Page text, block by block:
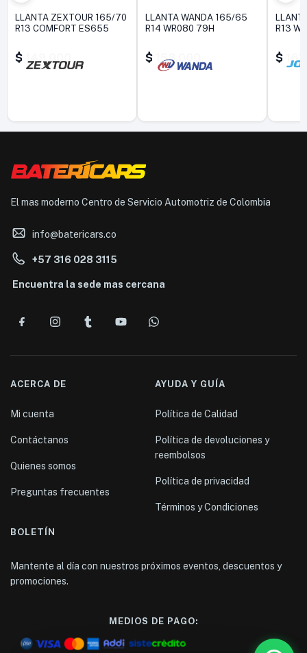
LLANTA ZEXTOUR 165/70
R13 COMFORT ES655
$
LLANTA WANDA 165/65
R14 WR080 79H
$ 153.000
R13
$
El mas moderno Centro de Servicio Automotriz de Colombia
info@batericars.co
+57 316 028 3115
Encuentra la sede mas cercana
ACERCA DE
Mi cuenta
Contáctanos
Quienes somos
Preguntas frecuentes
AYUDA Y GUÍA
Política de Calidad
Política de devoluciones y
reembolsos
Política de privacidad
Términos y Condiciones
BOLETÍN
Mantente al día con nuestros próximos eventos, descuentos y
promociones.
MEDIOS DE PAGO: